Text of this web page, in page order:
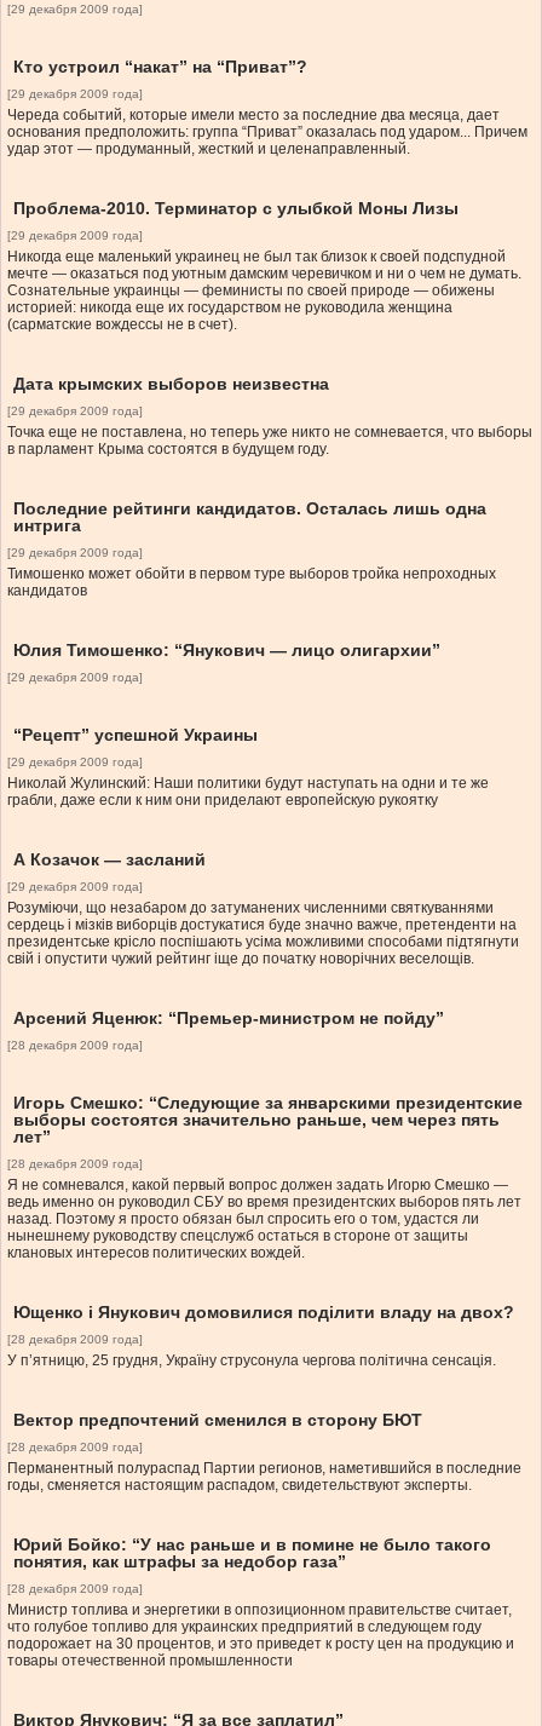
[29 декабря 2009 года]
Кто устроил “накат” на “Приват”?
[29 декабря 2009 года]
Череда событий, которые имели место за последние два месяца, дает
основания предположить: группа “Приват” оказалась под ударом... Причем
удар этот — продуманный, жесткий и целенаправленный.
Проблема-2010. Терминатор с улыбкой Моны Лизы
[29 декабря 2009 года]
Никогда еще маленький украинец не был так близок к своей подспудной
мечте — оказаться под уютным дамским черевичком и ни о чем не думать.
Сознательные украинцы — феминисты по своей природе — обижены
историей: никогда еще их государством не руководила женщина
(сарматские вождессы не в счет).
Дата крымских выборов неизвестна
[29 декабря 2009 года]
Точка еще не поставлена, но теперь уже никто не сомневается, что выборы
в парламент Крыма состоятся в будущем году.
Последние рейтинги кандидатов. Осталась лишь одна
интрига
[29 декабря 2009 года]
Тимошенко может обойти в первом туре выборов тройка непроходных
кандидатов
Юлия Тимошенко: “Янукович — лицо олигархии”
[29 декабря 2009 года]
“Рецепт” успешной Украины
[29 декабря 2009 года]
Николай Жулинский: Наши политики будут наступать на одни и те же
грабли, даже если к ним они приделают европейскую рукоятку
А Козачок — засланий
[29 декабря 2009 года]
Розуміючи, що незабаром до затуманених численними святкуваннями
сердець і мізків виборців достукатися буде значно важче, претенденти на
президентське крісло поспішають усіма можливими способами підтягнути
свій і опустити чужий рейтинг іще до початку новорічних веселощів.
Арсений Яценюк: “Премьер-министром не пойду”
[28 декабря 2009 года]
Игорь Смешко: “Следующие за январскими президентские
выборы состоятся значительно раньше, чем через пять
лет”
[28 декабря 2009 года]
Я не сомневался, какой первый вопрос должен задать Игорю Смешко —
ведь именно он руководил СБУ во время президентских выборов пять лет
назад. Поэтому я просто обязан был спросить его о том, удастся ли
нынешнему руководству спецслужб остаться в стороне от защиты
клановых интересов политических вождей.
Ющенко і Янукович домовилися поділити владу на двох?
[28 декабря 2009 года]
У п’ятницю, 25 грудня, Україну струсонула чергова політична сенсація.
Вектор предпочтений сменился в сторону БЮТ
[28 декабря 2009 года]
Перманентный полураспад Партии регионов, наметившийся в последние
годы, сменяется настоящим распадом, свидетельствуют эксперты.
Юрий Бойко: “У нас раньше и в помине не было такого
понятия, как штрафы за недобор газа”
[28 декабря 2009 года]
Министр топлива и энергетики в оппозиционном правительстве считает,
что голубое топливо для украинских предприятий в следующем году
подорожает на 30 процентов, и это приведет к росту цен на продукцию и
товары отечественной промышленности
Виктор Янукович: “Я за все заплатил”